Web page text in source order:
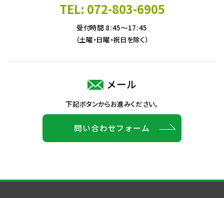
TEL: 072-803-6905
受付時間 8:45～17:45
（土曜・日曜・祝日を除く）
メール
下記ボタンからお進みください。
問い合わせフォーム